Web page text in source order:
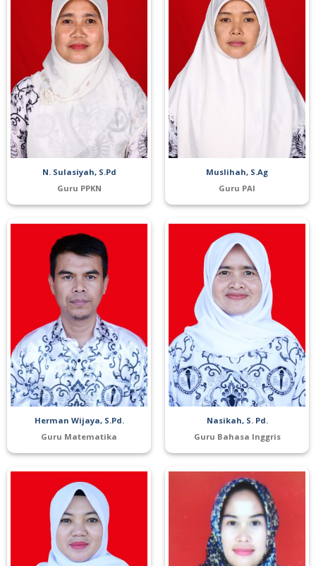
N. Sulasiyah, S.Pd
Guru PPKN
Muslihah, S.Ag
Guru PAI
Herman Wijaya, S.Pd.
Guru Matematika
Nasikah, S. Pd.
Guru Bahasa Inggris